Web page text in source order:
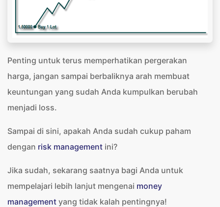
Penting untuk terus memperhatikan pergerakan
harga, jangan sampai berbaliknya arah membuat
keuntungan yang sudah Anda kumpulkan berubah
menjadi loss.
Sampai di sini, apakah Anda sudah cukup paham
dengan risk management ini?
Jika sudah, sekarang saatnya bagi Anda untuk
mempelajari lebih lanjut mengenai money
management yang tidak kalah pentingnya!